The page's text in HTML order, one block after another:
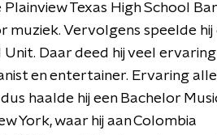
Texas High School
Vervolgens speelde hij
Daar deed hij veel
en entertainer. Ervaring
haalde hij een Bachelor
York, waar hij aan Colombia